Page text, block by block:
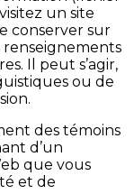
un site
conserver sur
renseignements
Il peut s’agir,
ou de
des témoins
d’un
que vous
et de